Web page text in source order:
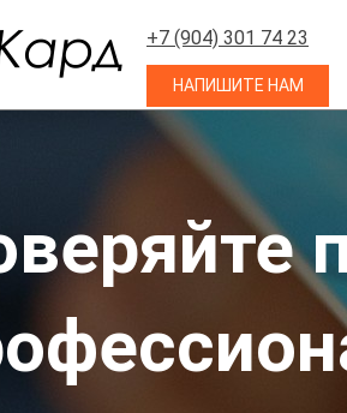
+7 (904) 301 74 23
НАПИШИТЕ НАМ